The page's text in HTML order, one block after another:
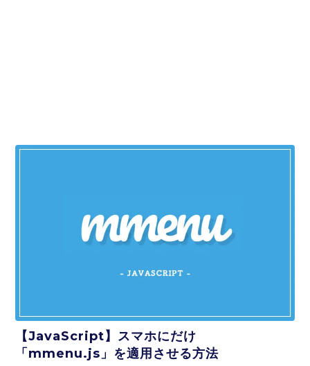
【JavaScript】スマホにだけ
「mmenu.js」を適用させる方法